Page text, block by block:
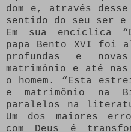
dom e, através
sentido do seu ser
Em sua encíclica
papa Bento XVI foi
profundas e
matrimônio e até
o homem. “Esta
e matrimônio na
paralelos na
Um dos maiores
com Deus é